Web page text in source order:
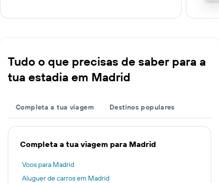
Tudo o que precisas de saber para a
tua estadia em Madrid
Completa a tua viagem Destinos populares
Completa a tua viagem para Madrid
Voos para Madrid
Aluguer de carros em Madrid